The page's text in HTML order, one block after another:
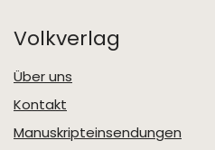
Volkverlag
Über uns
Kontakt
Manuskripteinsendungen